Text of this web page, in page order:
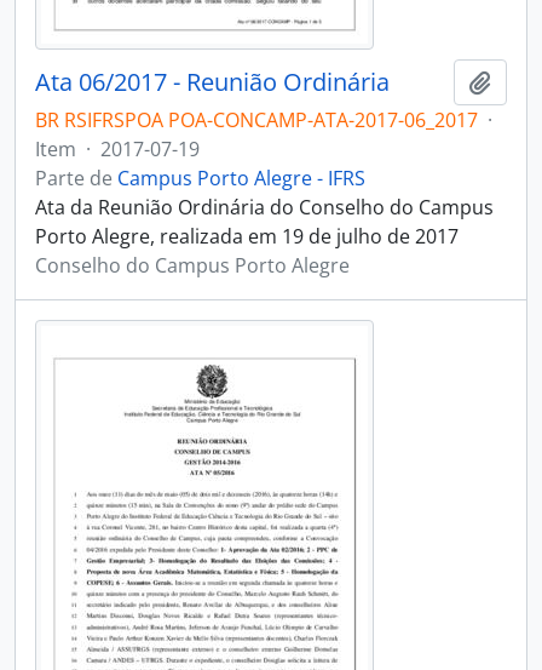
Ata 06/2017 - Reunião Ordinária
BR RSIFRSPOA POA-CONCAMP-ATA-2017-06_2017 ·
Item · 2017-07-19
Parte de Campus Porto Alegre - IFRS
Ata da Reunião Ordinária do Conselho do Campus
Porto Alegre, realizada em 19 de julho de 2017
Conselho do Campus Porto Alegre